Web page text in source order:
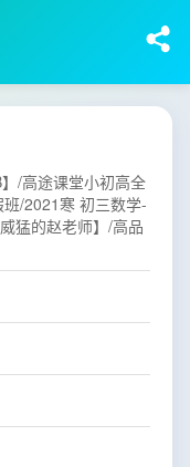
/高途课堂小初高全
/2021寒 初三数学-
猛的赵老师】/高品